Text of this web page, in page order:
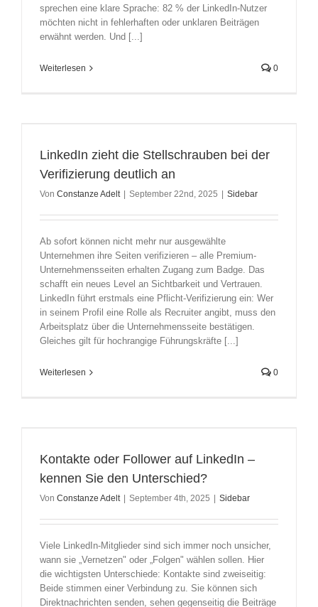
sprechen eine klare Sprache: 82 % der LinkedIn-Nutzer
möchten nicht in fehlerhaften oder unklaren Beiträgen
erwähnt werden. Und [...]
Weiterlesen 0
LinkedIn zieht die Stellschrauben bei der
Verifizierung deutlich an
Von Constanze Adelt | September 22nd, 2025 | Sidebar
Ab sofort können nicht mehr nur ausgewählte
Unternehmen ihre Seiten verifizieren – alle Premium-
Unternehmensseiten erhalten Zugang zum Badge. Das
schafft ein neues Level an Sichtbarkeit und Vertrauen.
LinkedIn führt erstmals eine Pflicht-Verifizierung ein: Wer
in seinem Profil eine Rolle als Recruiter angibt, muss den
Arbeitsplatz über die Unternehmensseite bestätigen.
Gleiches gilt für hochrangige Führungskräfte [...]
Weiterlesen 0
Kontakte oder Follower auf LinkedIn –
kennen Sie den Unterschied?
Von Constanze Adelt | September 4th, 2025 | Sidebar
Viele LinkedIn-Mitglieder sind sich immer noch unsicher,
wann sie „Vernetzen" oder „Folgen" wählen sollen. Hier
die wichtigsten Unterschiede: Kontakte sind zweiseitig:
Beide stimmen einer Verbindung zu. Sie können sich
Direktnachrichten senden, sehen gegenseitig die Beiträge